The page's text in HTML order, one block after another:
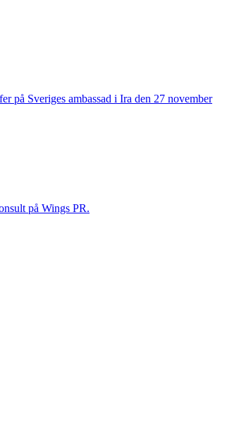
på Sveriges ambassad i Ira den 27 november
på Wings PR.